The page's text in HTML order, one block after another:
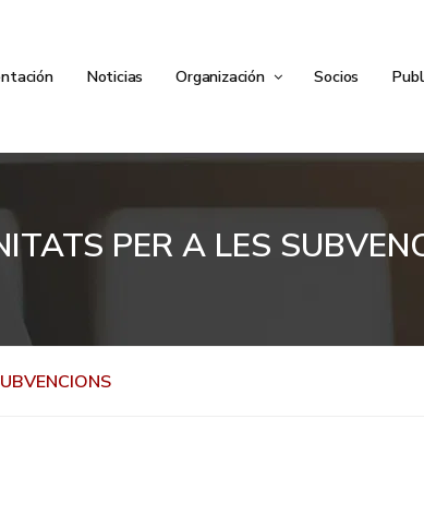
Noticias Organización Socios
PER A LES